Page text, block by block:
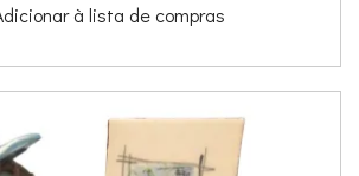
à lista de compras